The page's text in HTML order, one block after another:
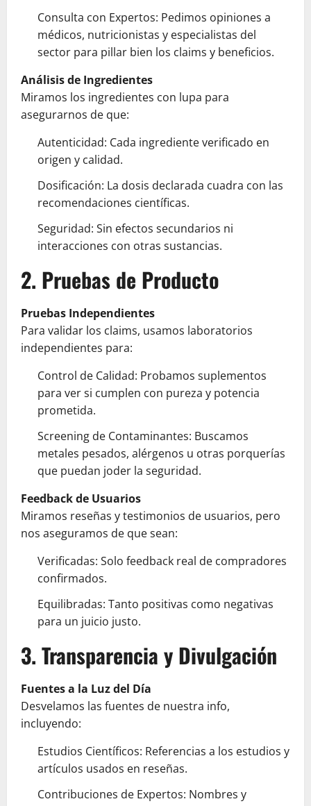
Consulta con Expertos: Pedimos opiniones a
médicos, nutricionistas y especialistas del
sector para pillar bien los claims y beneficios.
Análisis de Ingredientes
Miramos los ingredientes con lupa para
asegurarnos de que:
Autenticidad: Cada ingrediente verificado en
origen y calidad.
Dosificación: La dosis declarada cuadra con las
recomendaciones científicas.
Seguridad: Sin efectos secundarios ni
interacciones con otras sustancias.
2. Pruebas de Producto
Pruebas Independientes
Para validar los claims, usamos laboratorios
independientes para:
Control de Calidad: Probamos suplementos
para ver si cumplen con pureza y potencia
prometida.
Screening de Contaminantes: Buscamos
metales pesados, alérgenos u otras porquerías
que puedan joder la seguridad.
Feedback de Usuarios
Miramos reseñas y testimonios de usuarios, pero
nos aseguramos de que sean:
Verificadas: Solo feedback real de compradores
confirmados.
Equilibradas: Tanto positivas como negativas
para un juicio justo.
3. Transparencia y Divulgación
Fuentes a la Luz del Día
Desvelamos las fuentes de nuestra info,
incluyendo:
Estudios Científicos: Referencias a los estudios y
artículos usados en reseñas.
Contribuciones de Expertos: Nombres y